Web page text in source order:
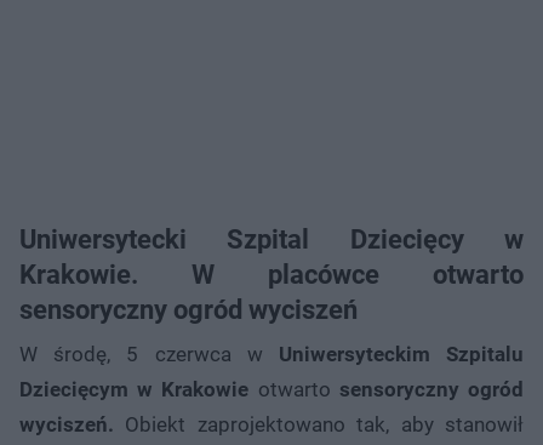
Uniwersytecki Szpital Dziecięcy w
Krakowie. W placówce otwarto
sensoryczny ogród wyciszeń
W środę, 5 czerwca w Uniwersyteckim Szpitalu
Dziecięcym w Krakowie otwarto sensoryczny ogród
wyciszeń. Obiekt zaprojektowano tak, aby stanowił